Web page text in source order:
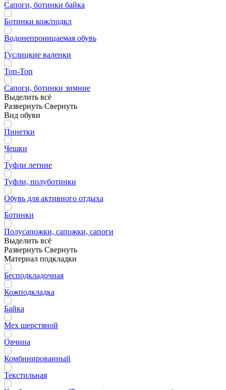
Сапоги, ботинки байка
Ботинки кож/подкл
Водонепроницаемая обувь
Гуслицкие валенки
Топ-Топ
Сапоги, ботинки зимние
Выделить всё
Развернуть Свернуть
Вид обуви
Пинетки
Чешки
Туфли летние
Туфли, полуботинки
Обувь для активного отдыха
Ботинки
Полусапожки, сапожки, сапоги
Выделить всё
Развернуть Свернуть
Материал подкладки
Бесподкладочная
Кожподкладка
Байка
Мех шерстяной
Овчина
Комбинированный
Текстильная